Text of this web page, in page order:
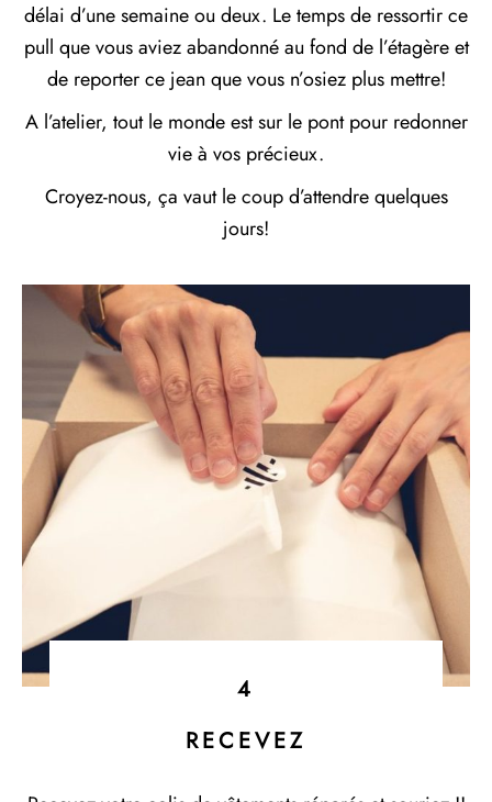
délai d’une semaine ou deux. Le temps de ressortir ce
pull que vous aviez abandonné au fond de l’étagère et
de reporter ce jean que vous n’osiez plus mettre!
A l’atelier, tout le monde est sur le pont pour redonner
vie à vos précieux.
Croyez-nous, ça vaut le coup d’attendre quelques
jours!
4
RECEVEZ